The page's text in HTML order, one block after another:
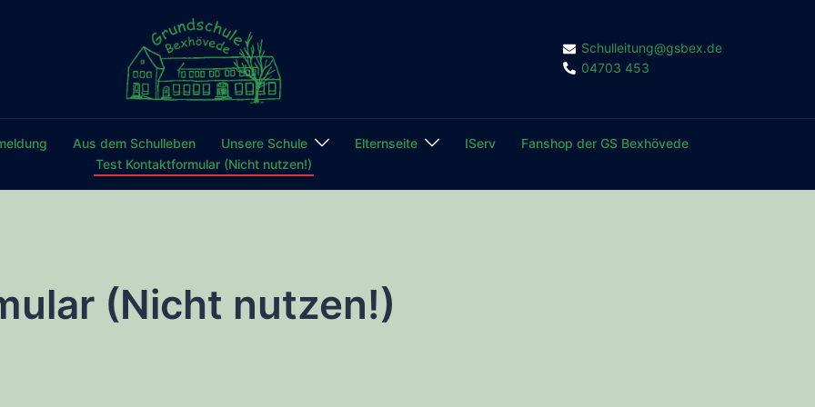
Schulleitung@gsbex.de
04703 453
Aus dem Schulleben Unsere Schule Elternseite IServ
Fanshop der GS Bexhövede
Test Kontaktformular (Nicht nutzen!)
(Nicht nutzen!)